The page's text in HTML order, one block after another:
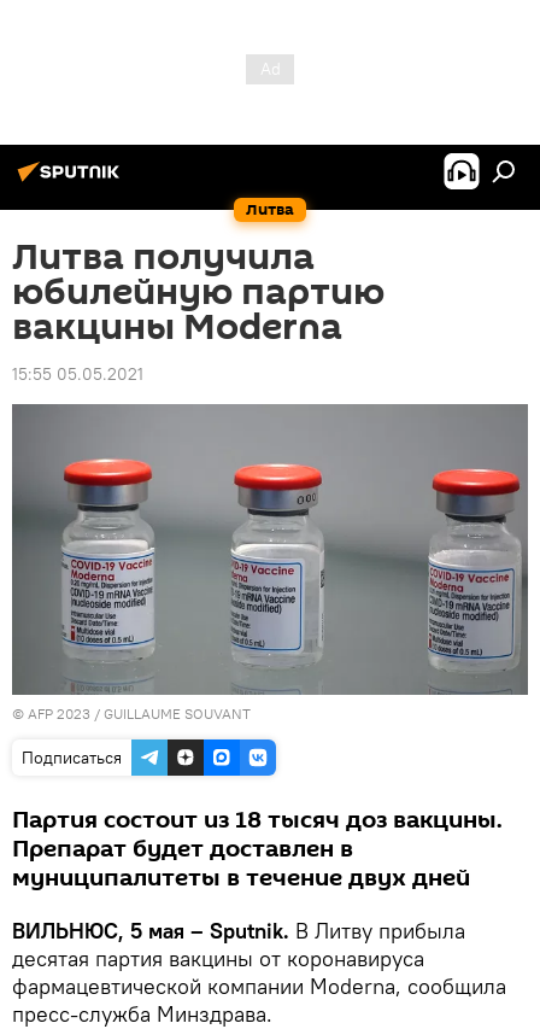
Литва
Литва получила
юбилейную партию
вакцины Moderna
15:55 05.05.2021
© AFP 2023 / GUILLAUME SOUVANT
Подписаться
Партия состоит из 18 тысяч доз вакцины.
Препарат будет доставлен в
муниципалитеты в течение двух дней
ВИЛЬНЮС, 5 мая – Sputnik. В Литву прибыла
десятая партия вакцины от коронавируса
фармацевтической компании Moderna, сообщила
пресс-служба Минздрава.